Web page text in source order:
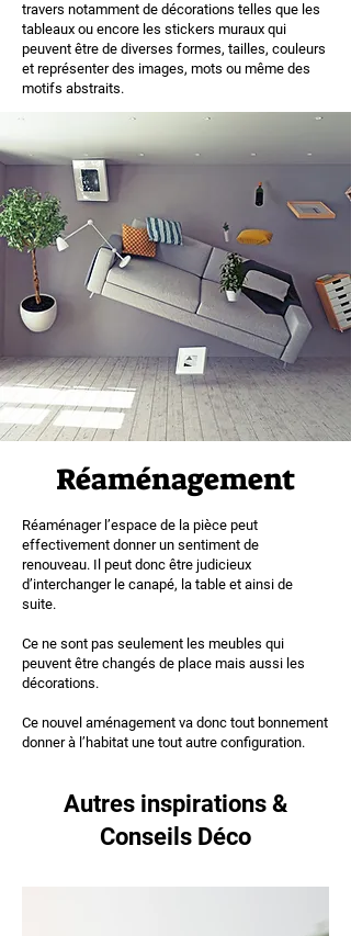
travers notamment de décorations telles que les
tableaux ou encore les stickers muraux qui
peuvent être de diverses formes, tailles, couleurs
et représenter des images, mots ou même des
motifs abstraits.
Réaménagement
Réaménager l’espace de la pièce peut
effectivement donner un sentiment de
renouveau. Il peut donc être judicieux
d’interchanger le canapé, la table et ainsi de
suite.
Ce ne sont pas seulement les meubles qui
peuvent être changés de place mais aussi les
décorations.
Ce nouvel aménagement va donc tout bonnement
donner à l’habitat une tout autre configuration.
Autres inspirations &
Conseils Déco